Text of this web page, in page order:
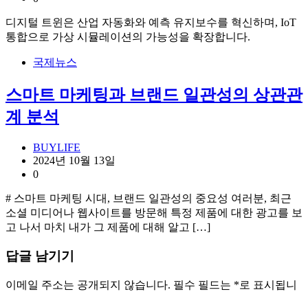
디지털 트윈은 산업 자동화와 예측 유지보수를 혁신하며, IoT
통합으로 가상 시뮬레이션의 가능성을 확장합니다.
국제뉴스
스마트 마케팅과 브랜드 일관성의 상관관
계 분석
BUYLIFE
2024년 10월 13일
0
# 스마트 마케팅 시대, 브랜드 일관성의 중요성 여러분, 최근
소셜 미디어나 웹사이트를 방문해 특정 제품에 대한 광고를 보
고 나서 마치 내가 그 제품에 대해 알고 […]
답글 남기기
이메일 주소는 공개되지 않습니다. 필수 필드는 *로 표시됩니